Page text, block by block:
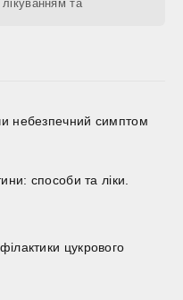
та
небезпечний симптом
способи та ліки.
цукрового